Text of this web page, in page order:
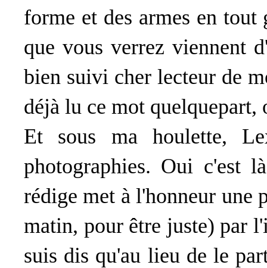
forme et des armes en tout
que vous verrez viennent
bien suivi cher lecteur de
déjà lu ce mot quelquepart,
Et sous ma houlette,
photographies. Oui c'est
rédige met à l'honneur une
matin, pour être juste) par
suis dis qu'au lieu de le